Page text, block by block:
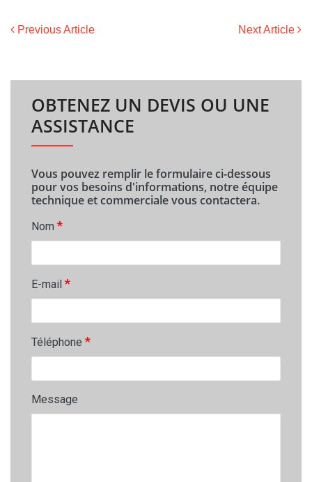
Previous Article Next Article
OBTENEZ UN DEVIS OU UNE
ASSISTANCE
Vous pouvez remplir le formulaire ci-dessous
pour vos besoins d'informations, notre équipe
technique et commerciale vous contactera.
Nom *
E-mail *
Téléphone *
Message